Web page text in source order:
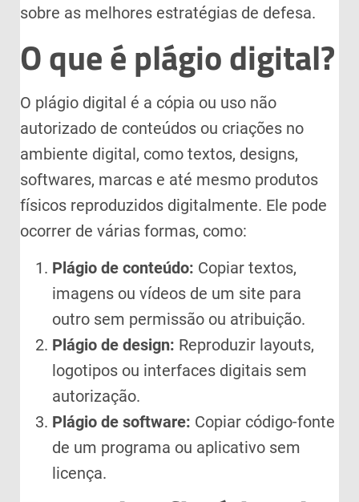
sobre as melhores estratégias de defesa.
O que é plágio digital?
O plágio digital é a cópia ou uso não
autorizado de conteúdos ou criações no
ambiente digital, como textos, designs,
softwares, marcas e até mesmo produtos
físicos reproduzidos digitalmente. Ele pode
ocorrer de várias formas, como:
Plágio de conteúdo: Copiar textos,
imagens ou vídeos de um site para
outro sem permissão ou atribuição.
Plágio de design: Reproduzir layouts,
logotipos ou interfaces digitais sem
autorização.
Plágio de software: Copiar código-fonte
de um programa ou aplicativo sem
licença.